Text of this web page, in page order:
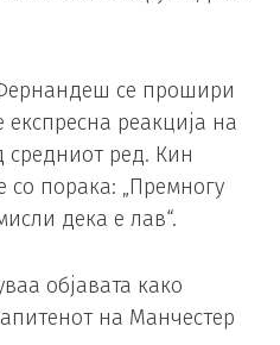
се прошири
реакција на
ред. Кин
со порака: „Премногу
дека е лав“.
објавата како
на Манчестер